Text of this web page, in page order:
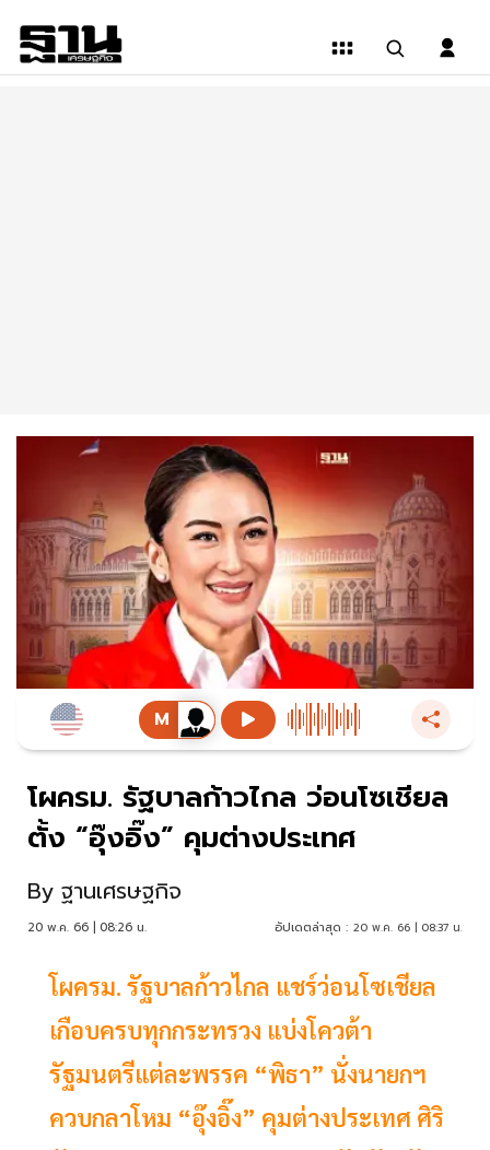
โผครม. รัฐบาลก้าวไกล ว่อนโซเชียล
ตั้ง “อุ๊งอิ๊ง” คุมต่างประเทศ
By ฐานเศรษฐกิจ
20 พ.ค. 66 | 08:26 น. อัปเดตล่าสุด : 20 พ.ค. 66 | 08:37 น.
โผครม. รัฐบาลก้าวไกล แชร์ว่อนโซเชียล
เกือบครบทุกกระทรวง แบ่งโควต้า
รัฐมนตรีแต่ละพรรค “พิธา” นั่งนายกฯ
ควบกลาโหม “อุ๊งอิ๊ง” คุมต่างประเทศ ศิริ